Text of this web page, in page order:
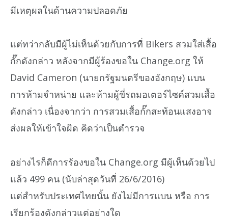
มีเหตุผลในด้านความปลอดภัย
แต่ทว่ากลับมีผู้ไม่เห็นด้วยกับการที่ Bikers สวมใส่เสื้อ
กั๊กดังกล่าว หลังจากมีผู้ร้องขอใน Change.org ให้
David Cameron (นายกรัฐมนตรีของอังกฤษ) แบน
การห้ามจำหน่าย และห้ามผู้ขี่รถมอเตอร์ไซค์สวมเสื้อ
ดังกล่าว เนื่องจากว่า การสวมเสื้อกั๊กสะท้อนแสงอาจ
ส่งผลให้เข้าใจผิด คิดว่าเป็นตำรวจ
อย่างไรก็ดีการร้องขอใน Change.org มีผู้เห็นด้วยไป
แล้ว 499 คน (นับล่าสุดวันที่ 26/6/2016)
แต่สำหรับประเทศไทยนั้น ยังไม่มีการแบน หรือ การ
เรียกร้องดังกล่าวแต่อย่างใด